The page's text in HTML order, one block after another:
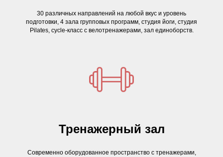
30 различных направлений на любой вкус и уровень
подготовки, 4 зала групповых программ, студия йоги, студия
Pilates, cycle-класс с велотренажерами, зал единоборств.
Тренажерный зал
Современно оборудованное пространство с тренажерами,